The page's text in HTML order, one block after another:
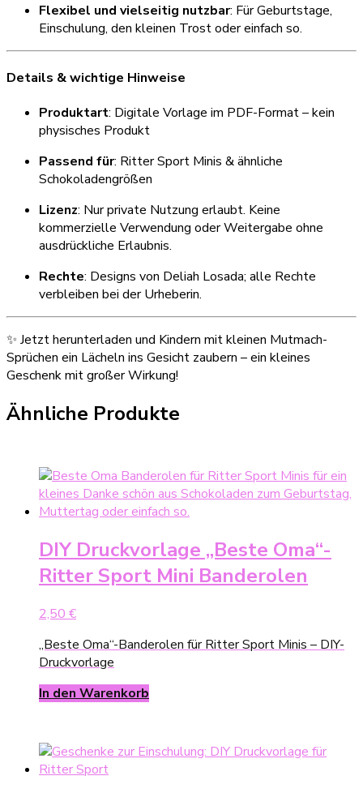
Flexibel und vielseitig nutzbar: Für Geburtstage,
Einschulung, den kleinen Trost oder einfach so.
Details & wichtige Hinweise
Produktart: Digitale Vorlage im PDF-Format – kein
physisches Produkt
Passend für: Ritter Sport Minis & ähnliche
Schokoladengrößen
Lizenz: Nur private Nutzung erlaubt. Keine
kommerzielle Verwendung oder Weitergabe ohne
ausdrückliche Erlaubnis.
Rechte: Designs von Deliah Losada; alle Rechte
verbleiben bei der Urheberin.
✨ Jetzt herunterladen und Kindern mit kleinen Mutmach-
Sprüchen ein Lächeln ins Gesicht zaubern – ein kleines
Geschenk mit großer Wirkung!
Ähnliche Produkte
DIY Druckvorlage „Beste Oma“-
Ritter Sport Mini Banderolen
2,50 €
„Beste Oma“-Banderolen für Ritter Sport Minis – DIY-
Druckvorlage
In den Warenkorb